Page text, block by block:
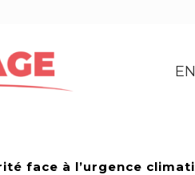
face à l’urgence